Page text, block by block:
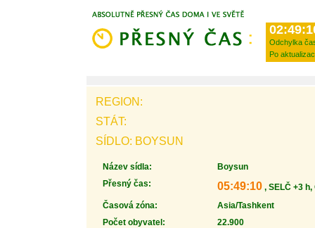
Odchylka
Po
REGION:
STÁT:
SÍDLO: BOYSUN
Název sídla:
Boysun
Přesný čas:
05:49:10 , SELČ +3 h,
Časová zóna:
Asia/Tashkent
Počet obyvatel:
22.900